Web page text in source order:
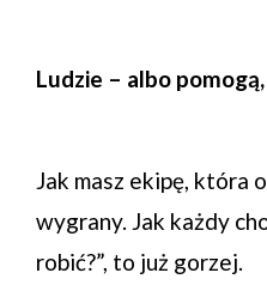
Ludzie – albo
Jak masz ekipę, która
wygrany. Jak każdy
robić?”, to już gorzej.